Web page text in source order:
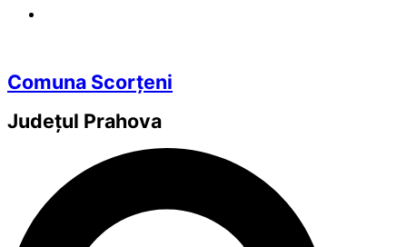
Comuna Scorțeni
Județul Prahova